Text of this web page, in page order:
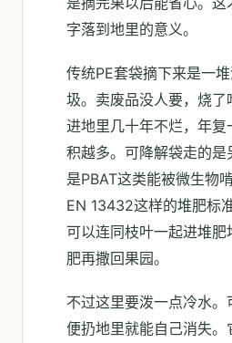
字落到地里的意义。
传统PE套袋摘下来是一
圾。卖废品没人要，烧了
进地里几十年不烂，年复
积越多。可降解袋走的是
是PBAT这类能被微生物
EN 13432这样的堆肥标
可以连同枝叶一起进堆
肥再撒回果园。
不过这里要泼一点冷水
便扔地里就能自己消失。